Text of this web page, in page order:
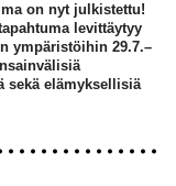
on nyt julkistettu!
levittäytyy
ympäristöihin 29.7.–
sekä elämyksellisiä